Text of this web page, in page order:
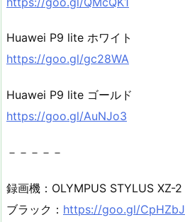
Huawei P9 lite ホワイト
https://goo.gl/gc28WA
Huawei P9 lite ゴールド
https://goo.gl/AuNJo3
－－－－－
録画機：OLYMPUS STYLUS XZ-2
ブラック： https://goo.gl/CpHZbJ